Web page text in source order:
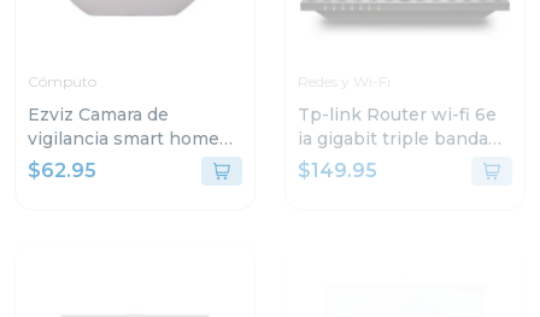
Cómputo
Ezviz Camara de
vigilancia smart home
camera 3k h6
$62.95
Redes y Wi-Fi
Tp-link Router wi-fi 6e
ia gigabit triple banda
axe5400
$149.95